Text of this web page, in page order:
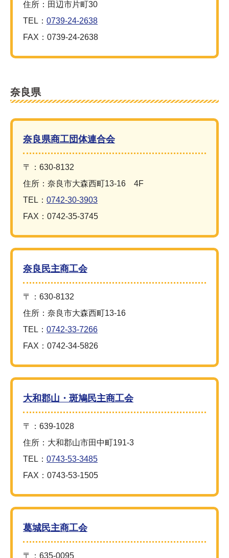
住所：田辺市片町30
TEL： 0739-24-2638
FAX：0739-24-2638
奈良県
奈良県商工団体連合会
〒：630-8132
住所：奈良市大森西町13-16 4F
TEL： 0742-30-3903
FAX：0742-35-3745
奈良民主商工会
〒：630-8132
住所：奈良市大森西町13-16
TEL： 0742-33-7266
FAX：0742-34-5826
大和郡山・斑鳩民主商工会
〒：639-1028
住所：大和郡山市田中町191-3
TEL： 0743-53-3485
FAX：0743-53-1505
葛城民主商工会
〒：635-0095